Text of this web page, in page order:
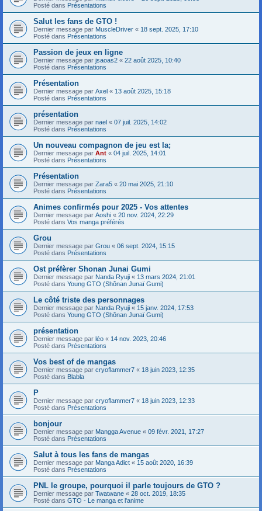
Posté dans Présentations
Salut les fans de GTO !
Dernier message par MuscleDriver « 18 sept. 2025, 17:10
Posté dans Présentations
Passion de jeux en ligne
Dernier message par jsaoas2 « 22 août 2025, 10:40
Posté dans Présentations
Présentation
Dernier message par Axel « 13 août 2025, 15:18
Posté dans Présentations
présentation
Dernier message par nael « 07 juil. 2025, 14:02
Posté dans Présentations
Un nouveau compagnon de jeu est la;
Dernier message par Ant « 04 juil. 2025, 14:01
Posté dans Présentations
Présentation
Dernier message par Zara5 « 20 mai 2025, 21:10
Posté dans Présentations
Animes confirmés pour 2025 - Vos attentes
Dernier message par Aoshi « 20 nov. 2024, 22:29
Posté dans Vos manga préférés
Grou
Dernier message par Grou « 06 sept. 2024, 15:15
Posté dans Présentations
Ost préfèrer Shonan Junai Gumi
Dernier message par Nanda Ryuji « 13 mars 2024, 21:01
Posté dans Young GTO (Shônan Junaï Gumi)
Le côté triste des personnages
Dernier message par Nanda Ryuji « 15 janv. 2024, 17:53
Posté dans Young GTO (Shônan Junaï Gumi)
présentation
Dernier message par léo « 14 nov. 2023, 20:46
Posté dans Présentations
Vos best of de mangas
Dernier message par cryoflammer7 « 18 juin 2023, 12:35
Posté dans Blabla
P
Dernier message par cryoflammer7 « 18 juin 2023, 12:33
Posté dans Présentations
bonjour
Dernier message par Mangga Avenue « 09 févr. 2021, 17:27
Posté dans Présentations
Salut à tous les fans de mangas
Dernier message par Manga Adict « 15 août 2020, 16:39
Posté dans Présentations
PNL le groupe, pourquoi il parle toujours de GTO ?
Dernier message par Twatwane « 28 oct. 2019, 18:35
Posté dans GTO - Le manga et l'anime